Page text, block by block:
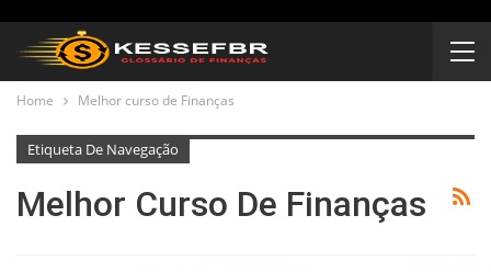
Home Melhor curso de Finanças
Etiqueta De Navegação
Melhor Curso De Finanças